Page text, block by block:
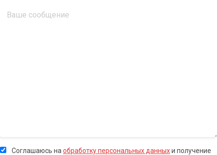
Соглашаюсь на обработку персональных данныхи получение